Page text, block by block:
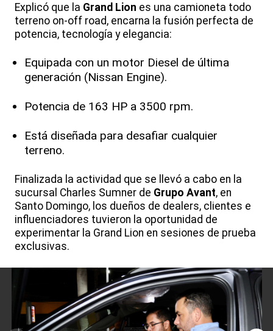
Explicó que la Grand Lion es una camioneta todo
terreno on-off road, encarna la fusión perfecta de
potencia, tecnología y elegancia:
Equipada con un motor Diesel de última
generación (Nissan Engine).
Potencia de 163 HP a 3500 rpm.
Está diseñada para desafiar cualquier
terreno.
Finalizada la actividad que se llevó a cabo en la
sucursal Charles Sumner de Grupo Avant, en
Santo Domingo, los dueños de dealers, clientes e
influenciadores tuvieron la oportunidad de
experimentar la Grand Lion en sesiones de prueba
exclusivas.